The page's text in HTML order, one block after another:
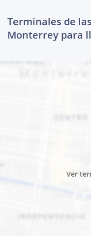
Terminales de
Monterrey para
Ver